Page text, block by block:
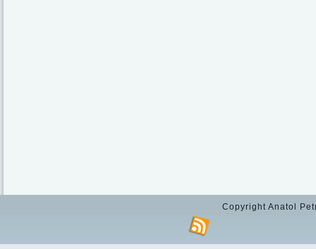
Copyright Anatol